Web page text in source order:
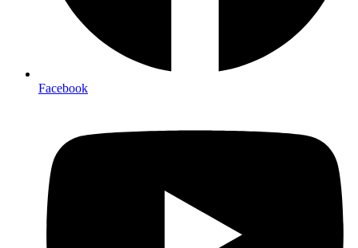
Facebook